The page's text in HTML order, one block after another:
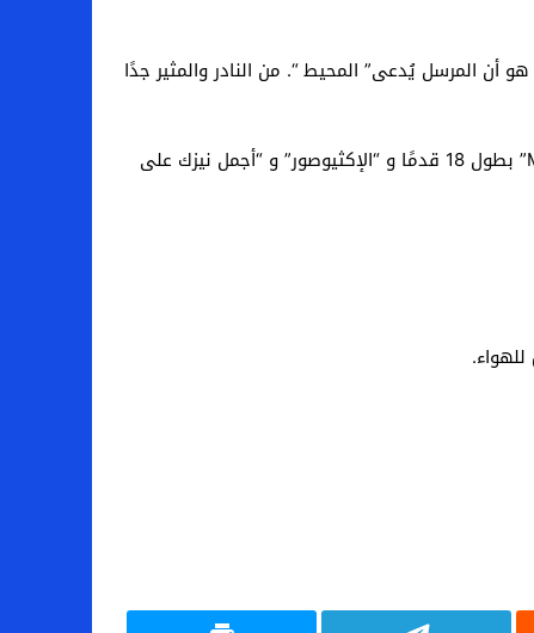
أن المرسل يُدعى” المحيط “. من النادر والمثير جدًا
يُباع الناب ، أو “المحيط” ، بمبلغ يصل إلى 70 ألف دولار ، إلى جانب عدد من الأحافير القديمة الأخرى ، بما في ذلك “Musasaur” بطول 18 قدمًا و “الإكثيوصور” و “أجمل نيزك على